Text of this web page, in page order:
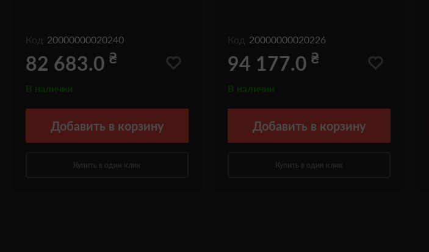
Код 20000000020240
82 683.0 ₴
В наличии
Добавить в корзину
Купить в один клик
Код 20000000020226
94 177.0 ₴
В наличии
Добавить в корзину
Купить в один клик